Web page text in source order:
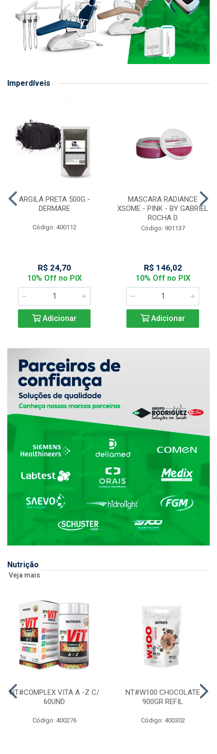
Imperdíveis
ARGILA PRETA 500G -
DERMARE
Código: 400112
R$ 24,70
10% Off no PIX
Adicionar
MASCARA RADIANCE
XSOME - PINK - BY GABRIEL
ROCHA D
Código: 901137
R$ 146,02
10% Off no PIX
Adicionar
Nutrição
Veja mais
NT#COMPLEX VITA A -Z C/
60UND
Código: 400276
NT#W100 CHOCOLATE
900GR REFIL
Código: 400302